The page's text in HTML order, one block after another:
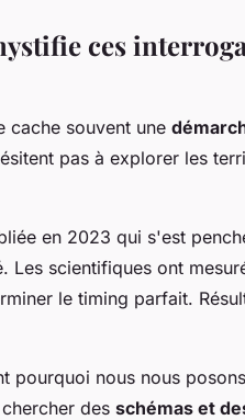
ces
cache souvent une
pas à explorer les
en 2023 qui s'est
Les scientifiques ont
le timing parfait.
pourquoi nous nous
des schémas et